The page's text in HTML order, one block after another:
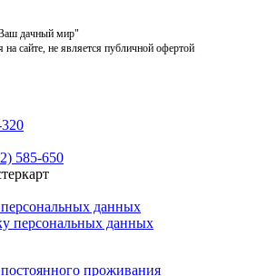
дачный мир"
сайте, не является публичной офертой
585-650
данных
персональных данных
проживания